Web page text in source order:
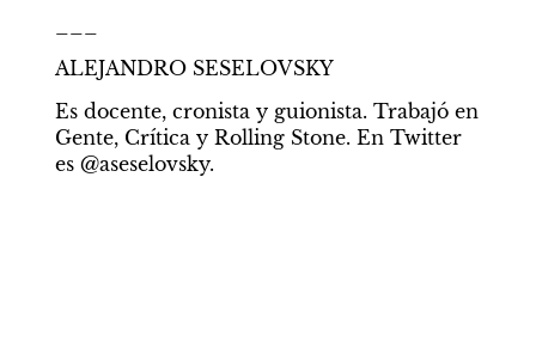
ALEJANDRO SESELOVSKY
Es docente, cronista y guionista. Trabajó en
Gente, Crítica y Rolling Stone. En Twitter
es @aseselovsky.